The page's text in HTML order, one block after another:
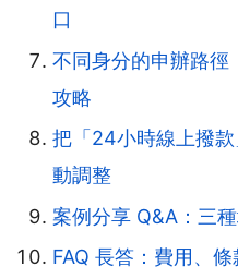
口
不同身分的申辦路徑
攻略
把「24小時線上撥
動調整
案例分享 Q&A：三
FAQ 長答：費用、